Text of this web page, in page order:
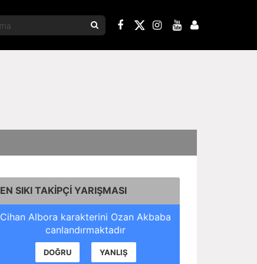
EN SIKI TAKİPÇİ YARIŞMASI
Cihan Albora karakterini Ozan Akbaba
canlandırmaktadır
DOĞRU YANLIŞ